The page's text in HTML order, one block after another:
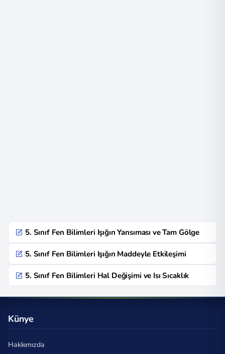
5. Sınıf Fen Bilimleri Işığın Yansıması ve Tam Gölge
5. Sınıf Fen Bilimleri Işığın Maddeyle Etkileşimi
5. Sınıf Fen Bilimleri Hal Değişimi ve Isı Sıcaklık
Künye
Hakkımızda